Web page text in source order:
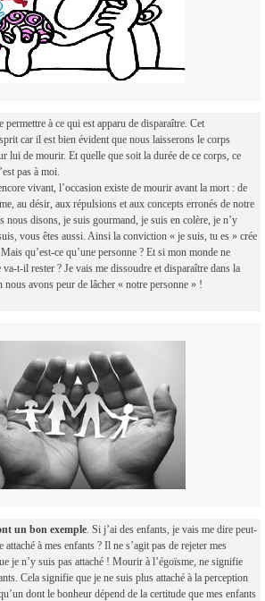
permettre à ce qui est apparu de disparaître. Cet
car il est bien évident que nous laisserons le corps
lui de mourir. Et quelle que soit la durée de ce corps, ce
pas à moi.
vivant, l’occasion existe de mourir avant la mort : de
au désir, aux répulsions et aux concepts erronés de notre
disons, je suis gourmand, je suis en colère, je n’y
vous êtes aussi. Ainsi la conviction « je suis, tu es » crée
qu’est-ce qu’une personne ? Et si mon monde ne
t-il rester ? Je vais me dissoudre et disparaître dans la
avons peur de lâcher « notre personne » !
un bon exemple. Si j’ai des enfants, je vais me dire peut-
attaché à mes enfants ? Il ne s’agit pas de rejeter mes
je n’y suis pas attaché ! Mourir à l’égoïsme, ne signifie
Cela signifie que je ne suis plus attaché à la perception
dont le bonheur dépend de la certitude que mes enfants